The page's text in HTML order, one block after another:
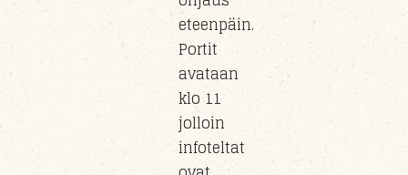
eteenpäin.
Portit
avataan
klo 11
jolloin
infoteltat